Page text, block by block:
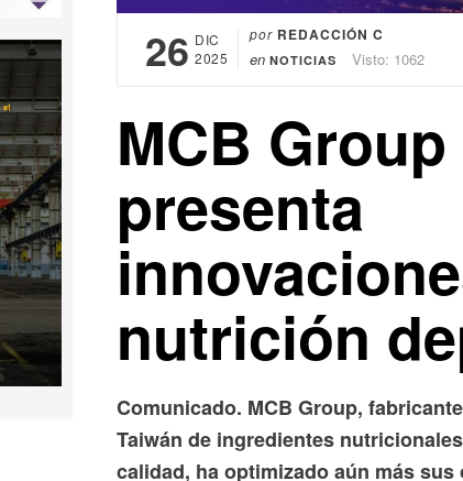
26 DIC
2025
por REDACCIÓN C
en NOTICIAS Visto: 1062
MCB Group
presenta
nutrición
Comunicado. MCB Group,
Taiwán de ingredientes
calidad, ha optimizado aún más sus